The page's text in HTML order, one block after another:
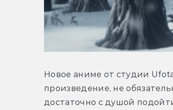
Новое аниме от студии
произведение, не
достаточно с душой